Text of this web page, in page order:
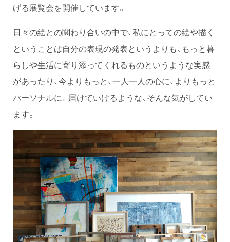
げる展覧会を開催しています。
日々の絵との関わり合いの中で、私にとっての絵や描く
ということは自分の表現の発表というよりも、もっと暮
らしや生活に寄り添ってくれるものというような実感
があったり、今よりもっと、一人一人の心に、よりもっと
パーソナルに。届けていけるような、そんな気がしてい
ます。